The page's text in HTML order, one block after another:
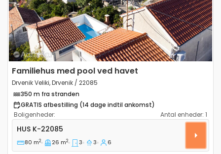
Familiehus med pool ved havet
Drvenik Veliki, Drvenik / 22085
350 m fra stranden
GRATIS afbestilling (14 dage indtil ankomst)
Boligenheder:
Antal enheder: 1
Treværelses hus Drvenik Veliki, Drvenik K-22085
HUS K-22085
80 m2 26 m2 3 3 6